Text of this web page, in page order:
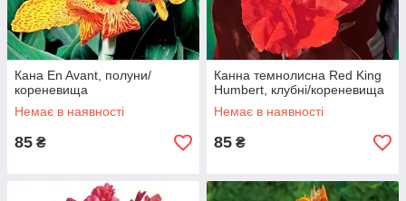
Кана En Avant, полуни/
кореневища
Немає в наявності
85 ₴
Канна темнолисна Red King
Humbert, клубні/кореневища
Немає в наявності
85 ₴